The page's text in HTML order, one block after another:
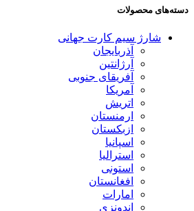
دسته‌های محصولات
شارژ سیم کارت جهانی
آذربایجان
آرژانتین
آفریقای جنوبی
آمریکا
اتریش
ارمنستان
ازبکستان
اسپانیا
استرالیا
استونی
افغانستان
امارات
اندونزی